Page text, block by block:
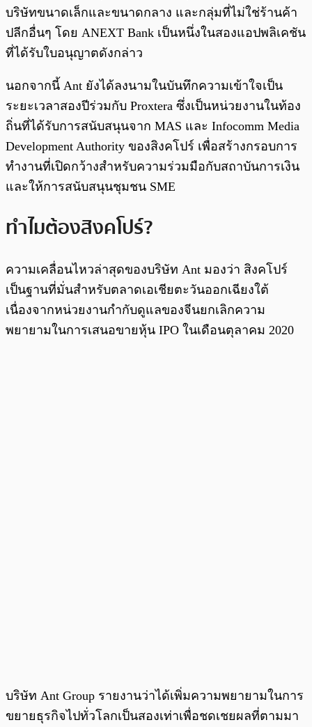
บริษัทขนาดเล็กและขนาดกลาง และกลุ่มที่ไม่ใช่ร้านค้า
ปลีกอื่นๆ โดย ANEXT Bank เป็นหนึ่งในสองแอปพลิเคชัน
ที่ได้รับใบอนุญาตดังกล่าว
นอกจากนี้ Ant ยังได้ลงนามในบันทึกความเข้าใจเป็น
ระยะเวลาสองปีร่วมกับ Proxtera ซึ่งเป็นหน่วยงานในท้อง
ถิ่นที่ได้รับการสนับสนุนจาก MAS และ Infocomm Media
Development Authority ของสิงคโปร์ เพื่อสร้างกรอบการ
ทำงานที่เปิดกว้างสำหรับความร่วมมือกับสถาบันการเงิน
และให้การสนับสนุนชุมชน SME
ทำไมต้องสิงคโปร์?
ความเคลื่อนไหวล่าสุดของบริษัท Ant มองว่า สิงคโปร์
เป็นฐานที่มั่นสำหรับตลาดเอเชียตะวันออกเฉียงใต้
เนื่องจากหน่วยงานกำกับดูแลของจีนยกเลิกความ
พยายามในการเสนอขายหุ้น IPO ในเดือนตุลาคม 2020
บริษัท Ant Group รายงานว่าได้เพิ่มความพยายามในการ
ขยายธุรกิจไปทั่วโลกเป็นสองเท่าเพื่อชดเชยผลที่ตามมา